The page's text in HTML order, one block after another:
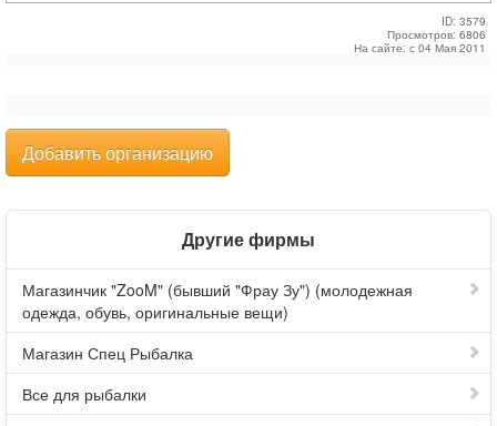
ID: 3579
Просмотров: 6806
На сайте: с 04 Мая 2011
Добавить организацию
Другие фирмы
Магазинчик "ZooM" (бывший "Фрау Зу") (молодежная
одежда, обувь, оригинальные вещи)
Магазин Спец Рыбалка
Все для рыбалки